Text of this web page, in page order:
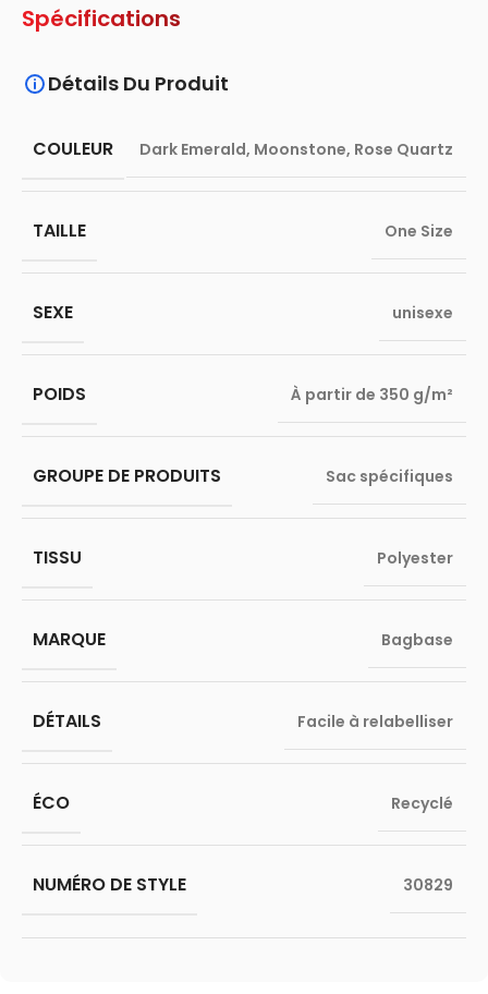
Spécifications
Détails Du Produit
COULEUR Dark Emerald, Moonstone, Rose Quartz
TAILLE One Size
SEXE unisexe
POIDS À partir de 350 g/m²
GROUPE DE PRODUITS Sac spécifiques
TISSU Polyester
MARQUE Bagbase
DÉTAILS Facile à relabelliser
ÉCO Recyclé
NUMÉRO DE STYLE 30829